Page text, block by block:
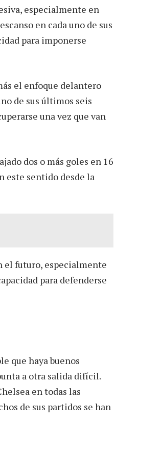
especialmente en
en cada uno de sus
para imponerse
el enfoque delantero
de sus últimos seis
una vez que van
dos o más goles en 16
este sentido desde la
el futuro, especialmente
para defenderse
que haya buenos
a otra salida difícil.
en todas las
de sus partidos se han